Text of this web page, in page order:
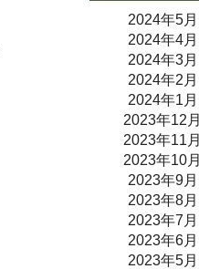
2024年5月
2024年4月
2024年3月
2024年2月
2024年1月
2023年12月
2023年11月
2023年10月
2023年9月
2023年8月
2023年7月
2023年6月
2023年5月